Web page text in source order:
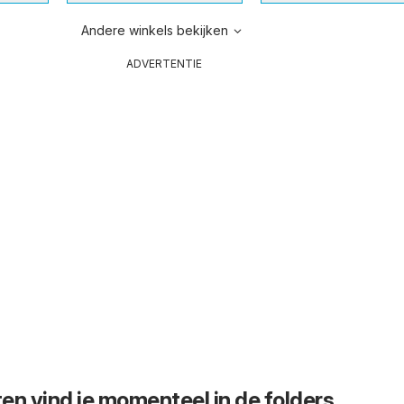
Andere winkels bekijken
ADVERTENTIE